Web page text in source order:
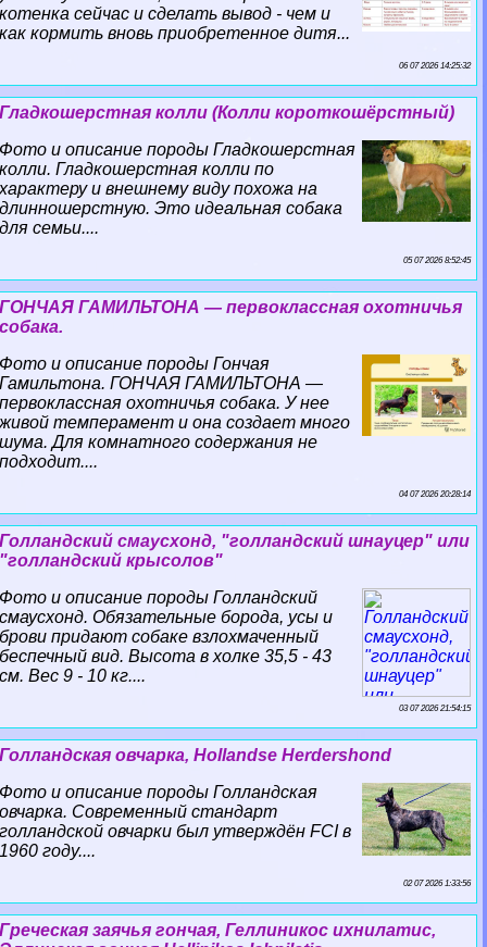
котенка сейчас и сделать вывод - чем и
как кормить вновь приобретенное дитя...
06 07 2026 14:25:32
Гладкошерстная колли (Колли короткошёрстный)
Фото и описание породы Гладкошерстная
колли. Гладкошерстная колли по
хаpaктеру и внешнему виду похожа на
длинношерстную. Это идеальная собака
для семьи....
05 07 2026 8:52:45
ГОНЧАЯ ГАМИЛЬТОНА — первоклассная охотничья
собака.
Фото и описание породы Гончая
Гамильтона. ГОНЧАЯ ГАМИЛЬТОНА —
первоклассная охотничья собака. У нее
живой темперамент и она создает много
шума. Для комнатного содержания не
подходит....
04 07 2026 20:28:14
Голландский смаусхонд, "голландский шнауцер" или
"голландский крысолов"
Фото и описание породы Голландский
смаусхонд. Обязательные борода, усы и
брови придают собаке взлохмаченный
беспечный вид. Высота в холке 35,5 - 43
см. Вес 9 - 10 кг....
03 07 2026 21:54:15
Голландская овчарка, Hollandse Herdershond
Фото и описание породы Голландская
овчарка. Современный стандарт
голландской овчарки был утверждён FCI в
1960 году....
02 07 2026 1:33:56
Греческая заячья гончая, Геллиникос ихнилатис,